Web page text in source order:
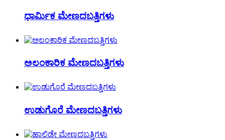
ಧಾರ್ಮಿಕ ಮೇಣದಬತ್ತಿಗಳು
ಅಲಂಕಾರಿಕ ಮೇಣದಬತ್ತಿಗಳು
ಉಡುಗೊರೆ ಮೇಣದಬತ್ತಿಗಳು